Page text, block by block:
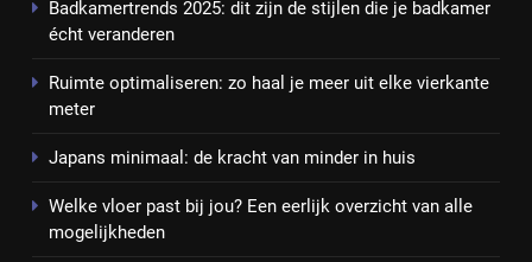
Badkamertrends 2025: dit zijn de stijlen die je badkamer
écht veranderen
Ruimte optimaliseren: zo haal je meer uit elke vierkante
meter
Japans minimaal: de kracht van minder in huis
Welke vloer past bij jou? Een eerlijk overzicht van alle
mogelijkheden